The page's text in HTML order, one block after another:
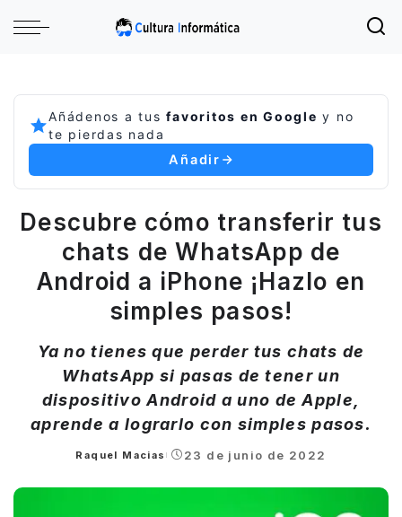
Añádenos a tusfavoritos en Google y no
te pierdas nada
Añadir
Descubre cómo transferir tus
chats de WhatsApp de
Android a iPhone ¡Hazlo en
simples pasos!
Ya no tienes que perder tus chats de
WhatsApp si pasas de tener un
dispositivo Android a uno de Apple,
aprende a lograrlo con simples pasos.
Posted
Raquel Macias 23 de junio de 2022